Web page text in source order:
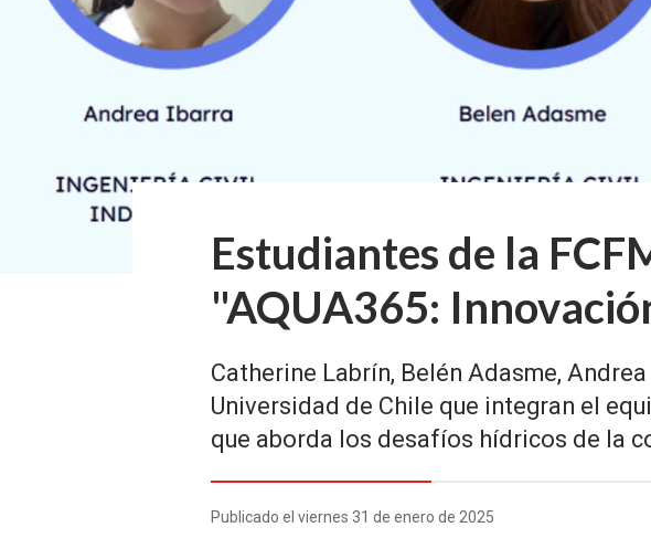
Estudiantes de la
"AQUA365:
Catherine Labrín, Belén Adasme,
Universidad de Chile que integran el
que aborda los desafíos hídricos de la
Publicado el viernes 31 de enero de 2025